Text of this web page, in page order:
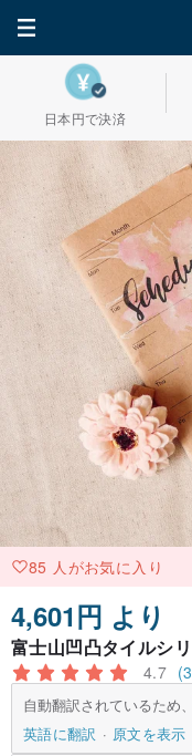
日本円で決済
85 人がお気に入り
4,601円 より
富士山凹凸タイルシ
4.7
自動翻訳されているため
英語に翻訳
原文を表示